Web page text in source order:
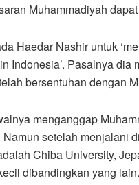
Muhammadiyah
Haedar Nashir untuk
Indonesia’. Pasalnya
bersentuhan dengan
menganggap
setelah menjalani
Chiba University,
dibandingkan yang lain.